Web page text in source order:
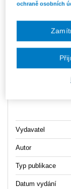
Balíček - e-
důvodů
zaslány
Vydavatel
Autor
Typ publikace
Datum vydání
ochraně osobních